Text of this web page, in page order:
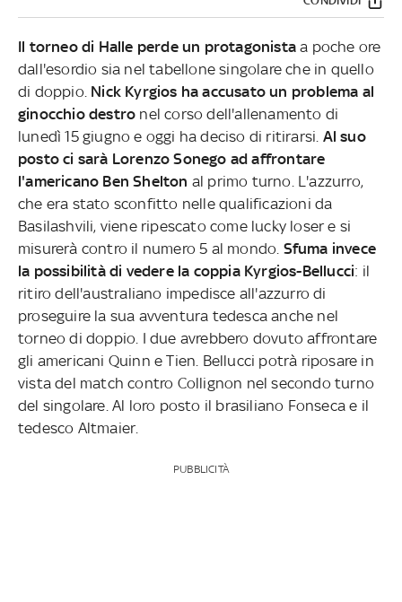
Il torneo di Halle perde un protagonistaa poche ore
dall'esordio sia nel tabellone singolare che in quello
di doppio. Nick Kyrgios ha accusato un problema al
ginocchio destro nel corso dell'allenamento di
lunedì 15 giugno e oggi ha deciso di ritirarsi. Al suo
posto ci sarà Lorenzo Sonego ad affrontare
l'americano Ben Shelton al primo turno. L'azzurro,
che era stato sconfitto nelle qualificazioni da
Basilashvili, viene ripescato come lucky loser e si
misurerà contro il numero 5 al mondo. Sfuma invece
la possibilità di vedere la coppia Kyrgios-Bellucci: il
ritiro dell'australiano impedisce all'azzurro di
proseguire la sua avventura tedesca anche nel
torneo di doppio. I due avrebbero dovuto affrontare
gli americani Quinn e Tien. Bellucci potrà riposare in
vista del match contro Collignon nel secondo turno
del singolare. Al loro posto il brasiliano Fonseca e il
tedesco Altmaier.
PUBBLICITÀ